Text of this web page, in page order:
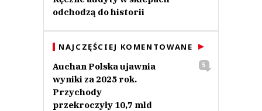
odchodzą do historii
NAJCZĘŚCIEJ KOMENTOWANE
Auchan Polska ujawnia
wyniki za 2025 rok.
Przychody
przekroczyły 10,7 mld
5